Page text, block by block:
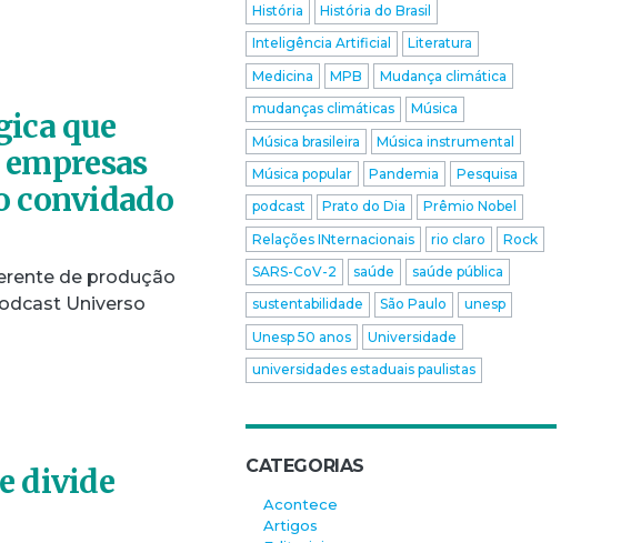
que
convidado
de produção
Universo
divide
História
História do Brasil
Inteligência Artificial
Literatura
Medicina
MPB
Mudança climática
mudanças climáticas
Música
Música brasileira
Música instrumental
Música popular
Pandemia
Pesquisa
podcast
Prato do Dia
Prêmio Nobel
Relações INternacionais
rio claro
Rock
SARS-CoV-2
saúde
saúde pública
sustentabilidade
São Paulo
unesp
Unesp 50 anos
Universidade
universidades estaduais paulistas
CATEGORIAS
Acontece
Artigos